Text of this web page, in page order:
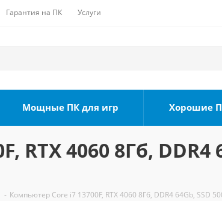
Гарантия на ПК Услуги
Мощные ПК для игр Хорошие
4060 8Гб, DDR4
- Компьютер Core i7 13700F, RTX 4060 8Гб, DDR4 64Gb, SSD